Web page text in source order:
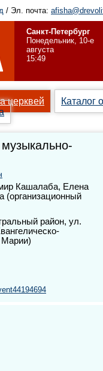
/ Эл. почта:
Санкт-Петербург
Понедельник, 10-е
августа
15:49
церквей
Каталог
Кашалаба, Елена
(организационный
район, ул.
Марии)